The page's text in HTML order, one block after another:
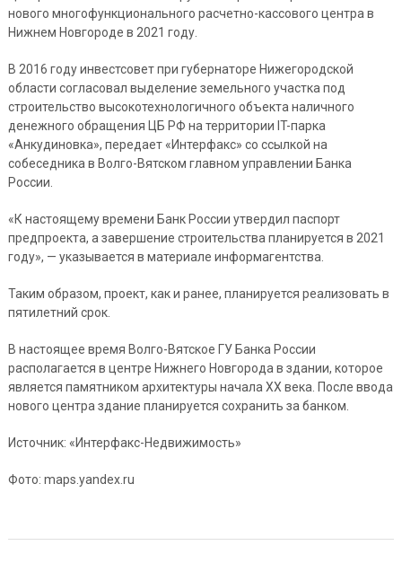
нового многофункционального расчетно-кассового центра в
Нижнем Новгороде в 2021 году.
В 2016 году инвестсовет при губернаторе Нижегородской
области согласовал выделение земельного участка под
строительство высокотехнологичного объекта наличного
денежного обращения ЦБ РФ на территории IT-парка
«Анкудиновка», передает «Интерфакс» со ссылкой на
собеседника в Волго-Вятском главном управлении Банка
России.
«К настоящему времени Банк России утвердил паспорт
предпроекта, а завершение строительства планируется в 2021
году», — указывается в материале информагентства.
Таким образом, проект, как и ранее, планируется реализовать в
пятилетний срок.
В настоящее время Волго-Вятское ГУ Банка России
располагается в центре Нижнего Новгорода в здании, которое
является памятником архитектуры начала XX века. После ввода
нового центра здание планируется сохранить за банком.
Источник: «Интерфакс-Недвижимость»
Фото: maps.yandex.ru